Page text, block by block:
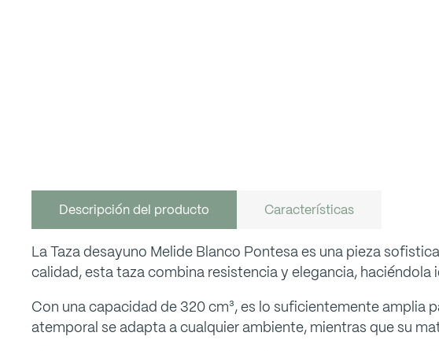
Descripción del producto Características
La Taza desayuno Melide Blanco Pontesa es una pieza
calidad, esta taza combina resistencia y elegancia,
Con una capacidad de 320 cm³, es lo suficientemente amplia
atemporal se adapta a cualquier ambiente, mientras que su